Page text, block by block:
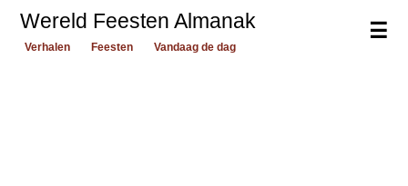
☰
Wereld Feesten Almanak
Verhalen Feesten Vandaag de dag